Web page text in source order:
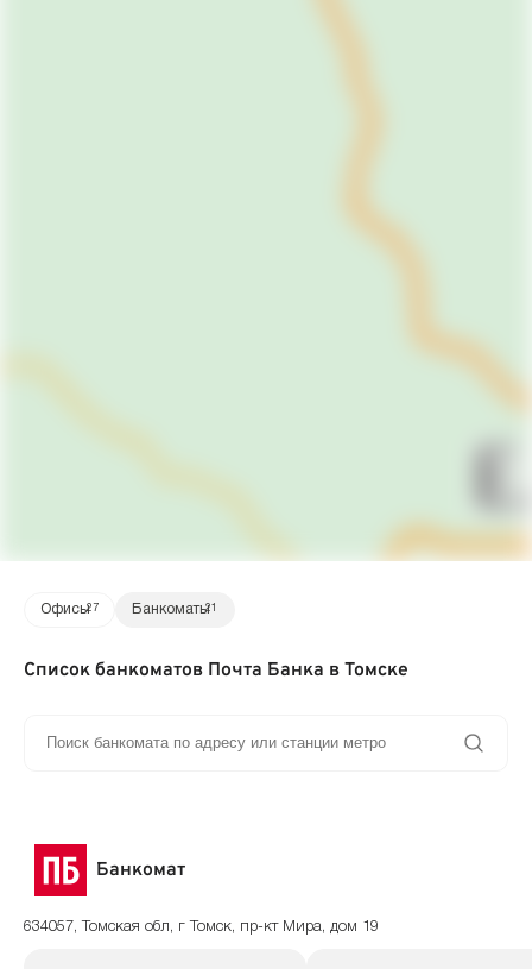
Офисы27 Банкоматы21
Список банкоматов Почта Банка в Томске
Банкомат
634057, Томская обл, г Томск, пр-кт Мира, дом 19